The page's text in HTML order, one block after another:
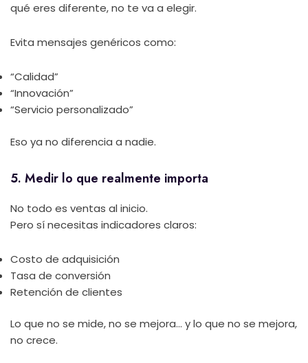
qué eres diferente, no te va a elegir.
Evita mensajes genéricos como:
“Calidad”
“Innovación”
“Servicio personalizado”
Eso ya no diferencia a nadie.
5. Medir lo que realmente importa
No todo es ventas al inicio.
Pero sí necesitas indicadores claros:
Costo de adquisición
Tasa de conversión
Retención de clientes
Lo que no se mide, no se mejora… y lo que no se mejora,
no crece.